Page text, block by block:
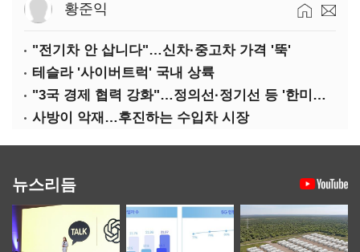
황준익
"전기차 안 삽니다"…신차·중고차 가격 '뚝'
테슬라 '사이버트럭' 국내 상륙
"3국 경제 협력 강화"…정의선·정기선 등 '한미일 경제대화' 참석
사방이 악재…후진하는 수입차 시장
뉴스리듬